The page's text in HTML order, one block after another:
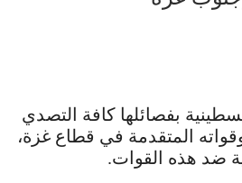
بفصائلها كافة التصدي
وقواته المتقدمة في قطاع غزة،
ضد هذه القوات.